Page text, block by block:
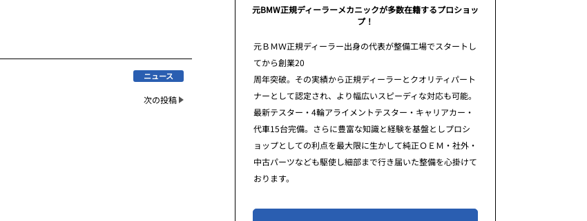
ニュース
次の投稿
元BMW正規ディーラーメカニックが多数在籍するプロショッ
プ！
元ＢＭＷ正規ディーラー出身の代表が整備工場でスタートし
てから創業20
周年突破。その実績から正規ディーラーとクオリティパート
ナーとして認定され、より幅広いスピーディな対応も可能。
最新テスター・4輪アライメントテスター・キャリアカー・
代車15台完備。さらに豊富な知識と経験を基盤としプロシ
ョップとしての利点を最大限に生かして純正ＯＥＭ・社外・
中古パーツなども駆使し細部まで行き届いた整備を心掛けて
おります。